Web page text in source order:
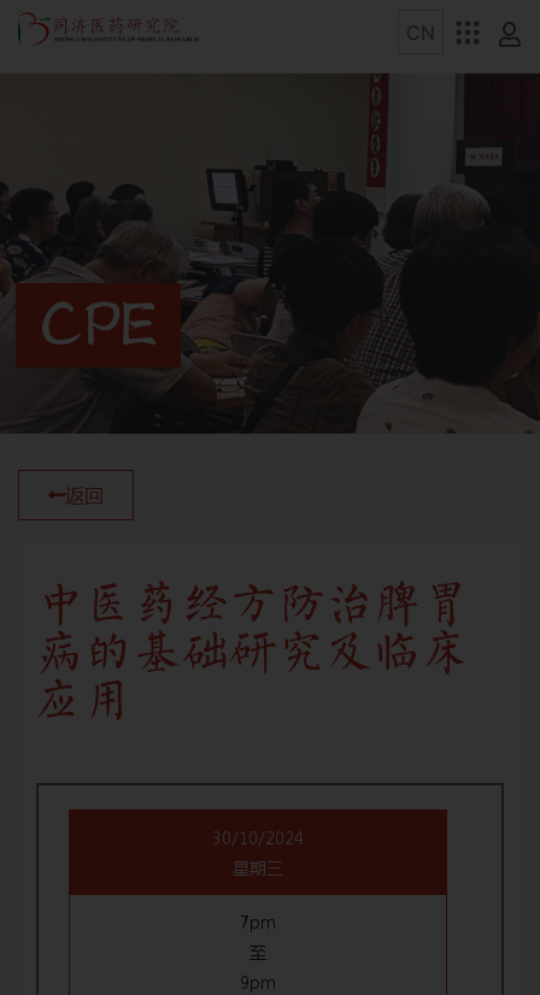
CPE
返回
中医药经方防治脾胃
病的基础研究及临床
应用
30/10/2024
星期三
7pm
至
9pm